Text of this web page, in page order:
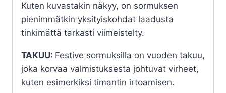
Kuten kuvastakin näkyy, on sormuksen
pienimmätkin yksityiskohdat laadusta
tinkimättä tarkasti viimeistelty.
TAKUU: Festive sormuksilla on vuoden takuu,
joka korvaa valmistuksesta johtuvat virheet,
kuten esimerkiksi timantin irtoamisen.